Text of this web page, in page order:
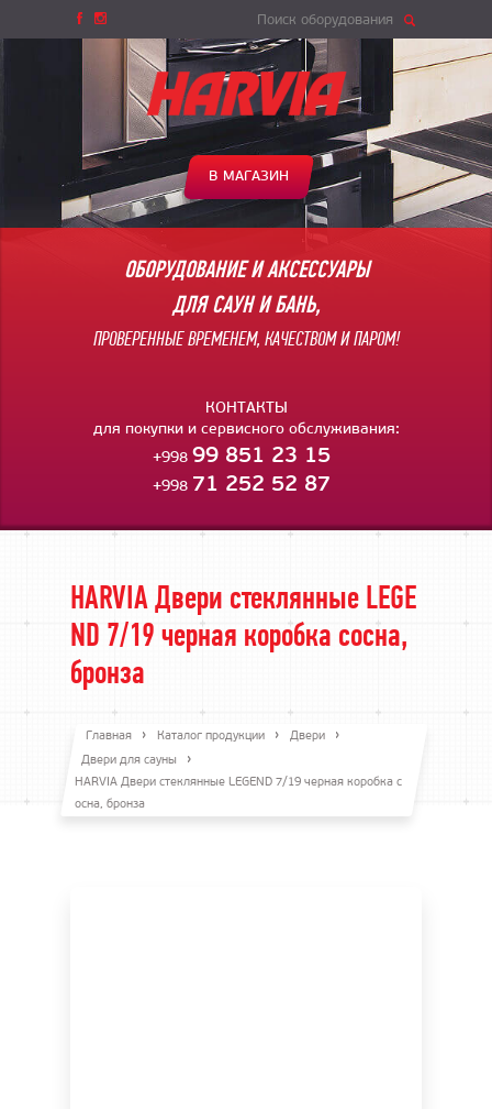
Поиск оборудования
В МАГАЗИН
ОБОРУДОВАНИЕ И АКСЕССУАРЫ
ДЛЯ САУН И БАНЬ,
ПРОВЕРЕННЫЕ ВРЕМЕНЕМ, КАЧЕСТВОМ И ПАРОМ!
КОНТАКТЫ
для покупки и сервисного обслуживания:
+998 99 851 23 15
+998 71 252 52 87
HARVIA Двери стеклянные LEGE
ND 7/19 черная коробка сосна,
бронза
Главная Каталог продукции
Двери
Двери для сауны
HARVIA Двери стеклянные LEGEND 7/19 черная коробка с
осна, бронза